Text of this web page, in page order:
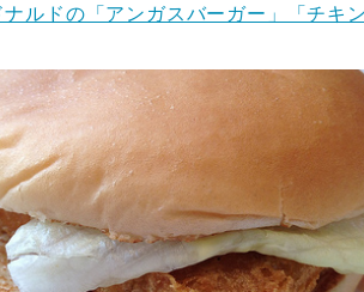
ルドの「アンガスバーガー」「チキ